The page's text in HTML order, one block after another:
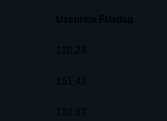
Uzsonna Ft/adag
120,28
151,42
138,67